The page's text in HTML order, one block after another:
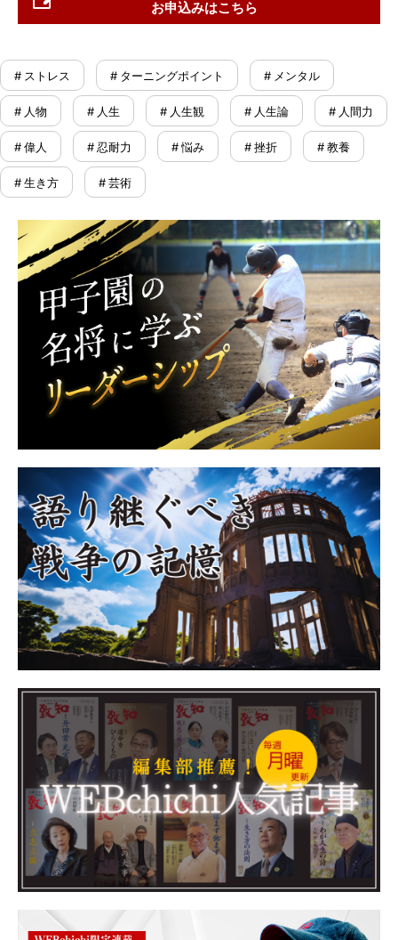
お申込みはこちら
# ストレス # ターニングポイント # メンタル
# 人物 # 人生 # 人生観 # 人生論 # 人間力
# 偉人 # 忍耐力 # 悩み # 挫折 # 教養
# 生き方 # 芸術